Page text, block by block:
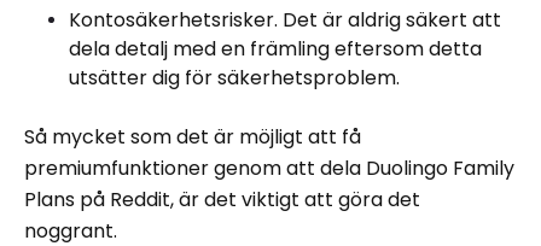
Kontosäkerhetsrisker. Det är aldrig säkert att
dela detalj med en främling eftersom detta
utsätter dig för säkerhetsproblem.
Så mycket som det är möjligt att få
premiumfunktioner genom att dela Duolingo Family
Plans på Reddit, är det viktigt att göra det
noggrant.